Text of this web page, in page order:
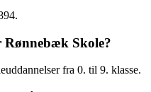
Skole?
fra 0. til 9. klasse.